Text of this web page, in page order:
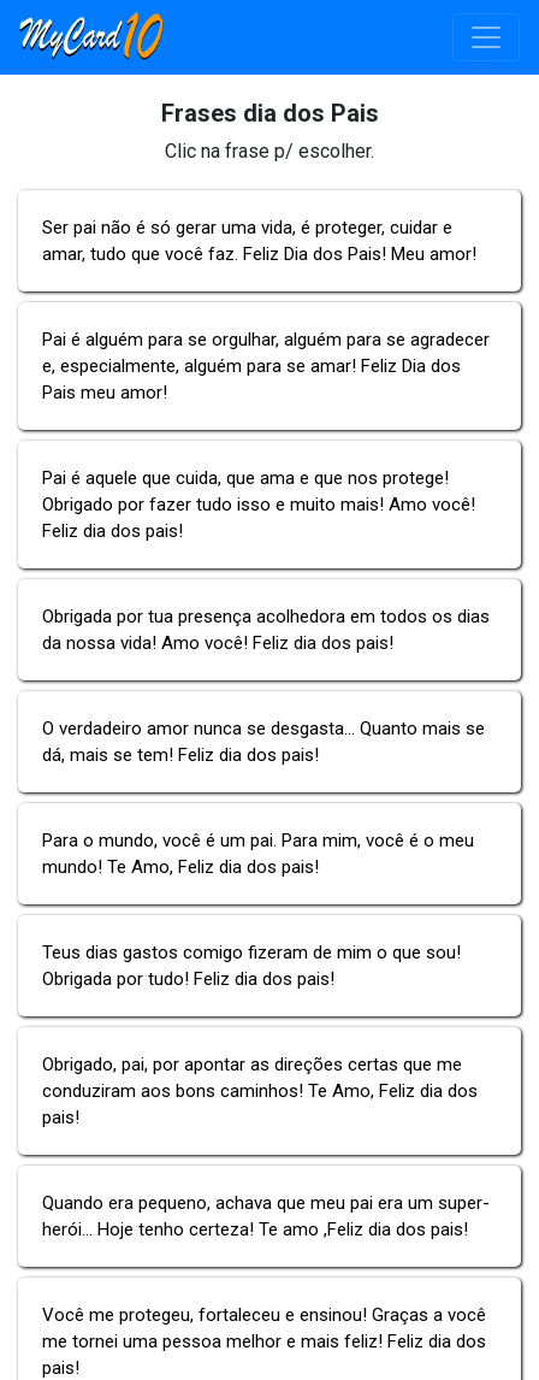
Frases dia dos Pais
Clic na frase p/ escolher.
Ser pai não é só gerar uma vida, é proteger, cuidar e
amar, tudo que você faz. Feliz Dia dos Pais! Meu amor!
Pai é alguém para se orgulhar, alguém para se agradecer
e, especialmente, alguém para se amar! Feliz Dia dos
Pais meu amor!
Pai é aquele que cuida, que ama e que nos protege!
Obrigado por fazer tudo isso e muito mais! Amo você!
Feliz dia dos pais!
Obrigada por tua presença acolhedora em todos os dias
da nossa vida! Amo você! Feliz dia dos pais!
O verdadeiro amor nunca se desgasta... Quanto mais se
dá, mais se tem! Feliz dia dos pais!
Para o mundo, você é um pai. Para mim, você é o meu
mundo! Te Amo, Feliz dia dos pais!
Teus dias gastos comigo fizeram de mim o que sou!
Obrigada por tudo! Feliz dia dos pais!
Obrigado, pai, por apontar as direções certas que me
conduziram aos bons caminhos! Te Amo, Feliz dia dos
pais!
Quando era pequeno, achava que meu pai era um super-
herói... Hoje tenho certeza! Te amo ,Feliz dia dos pais!
Você me protegeu, fortaleceu e ensinou! Graças a você
me tornei uma pessoa melhor e mais feliz! Feliz dia dos
pais!